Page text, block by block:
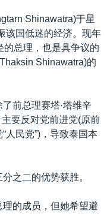
Shinawatra)于星
该国低迷的经济。现年
总理，也是具争议的
Shinawatra)的
前总理赛塔·塔维辛
要反对党前进党(原前
人民党”)，导致泰国本
之二的优势获胜。
的成员，但她希望避